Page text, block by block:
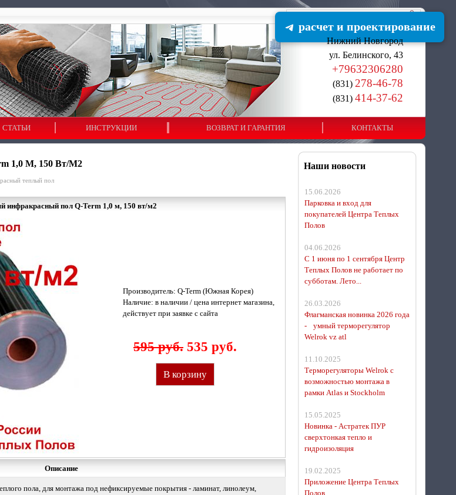
Нижний Новгород
ул. Белинского, 43
+79632306280
(831) 278-46-78
(831) 414-37-62
СТАТЬИ ИНСТРУКЦИИ ВОЗВРАТ И ГАРАНТИЯ КОНТАКТЫ
1,0 М, 150 Вт/м2
теплый пол
инфракрасный пол Q-Term 1,0 м, 150 вт/м2
Производитель: Q-Term (Южная Корея)
Наличие: в наличии / цена интернет магазина,
действует при заявке с сайта
595 руб. 535 руб.
В корзину
Описание
пола, для монтажа под нефиксируемые покрытия - ламинат, линолеум,
Наши новости
15.06.2026
Парковка и вход для
покупателей Центра Теплых
Полов
04.06.2026
С 1 июня по 1 сентября Центр
Теплых Полов не работает по
субботам. Лето...
26.03.2026
Флагманская новинка 2026 года
- умный терморегулятор
Welrok vz atl
11.10.2025
Терморегуляторы Welrok с
возможностью монтажа в
рамки Atlas и Stockholm
15.05.2025
Новинка - Астратек ПУР
сверхтонкая тепло и
гидроизоляция
19.02.2025
Приложение Центра Теплых
Полов
расчет и проектирование